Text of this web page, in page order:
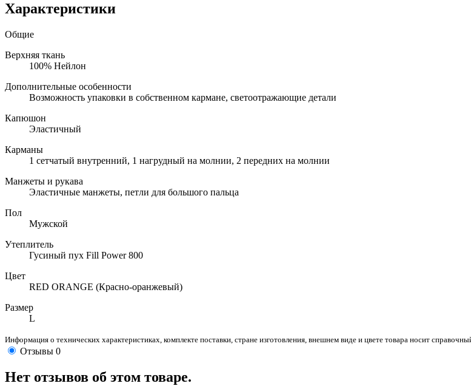
Характеристики
Общие
Верхняя ткань
100% Нейлон
Дополнительные особенности
Возможность упаковки в собственном кармане, светоотражающие детали
Капюшон
Эластичный
Карманы
1 сетчатый внутренний, 1 нагрудный на молнии, 2 передних на молнии
Манжеты и рукава
Эластичные манжеты, петли для большого пальца
Пол
Мужской
Утеплитель
Гусиный пух Fill Power 800
Цвет
RED ORANGE (Красно-оранжевый)
Размер
L
Информация о технических характеристиках, комплекте поставки, стране изготовления, внешнем виде и цвете товара носит
Отзывы 0
Нет отзывов об этом товаре.